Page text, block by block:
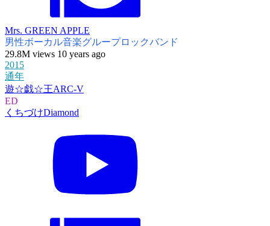
Mrs. GREEN APPLE
男性ボーカル音楽グループロックバンド
29.8M views 10 years ago
2015
通年
遊☆戯☆王ARC-V
ED
くちづけDiamond